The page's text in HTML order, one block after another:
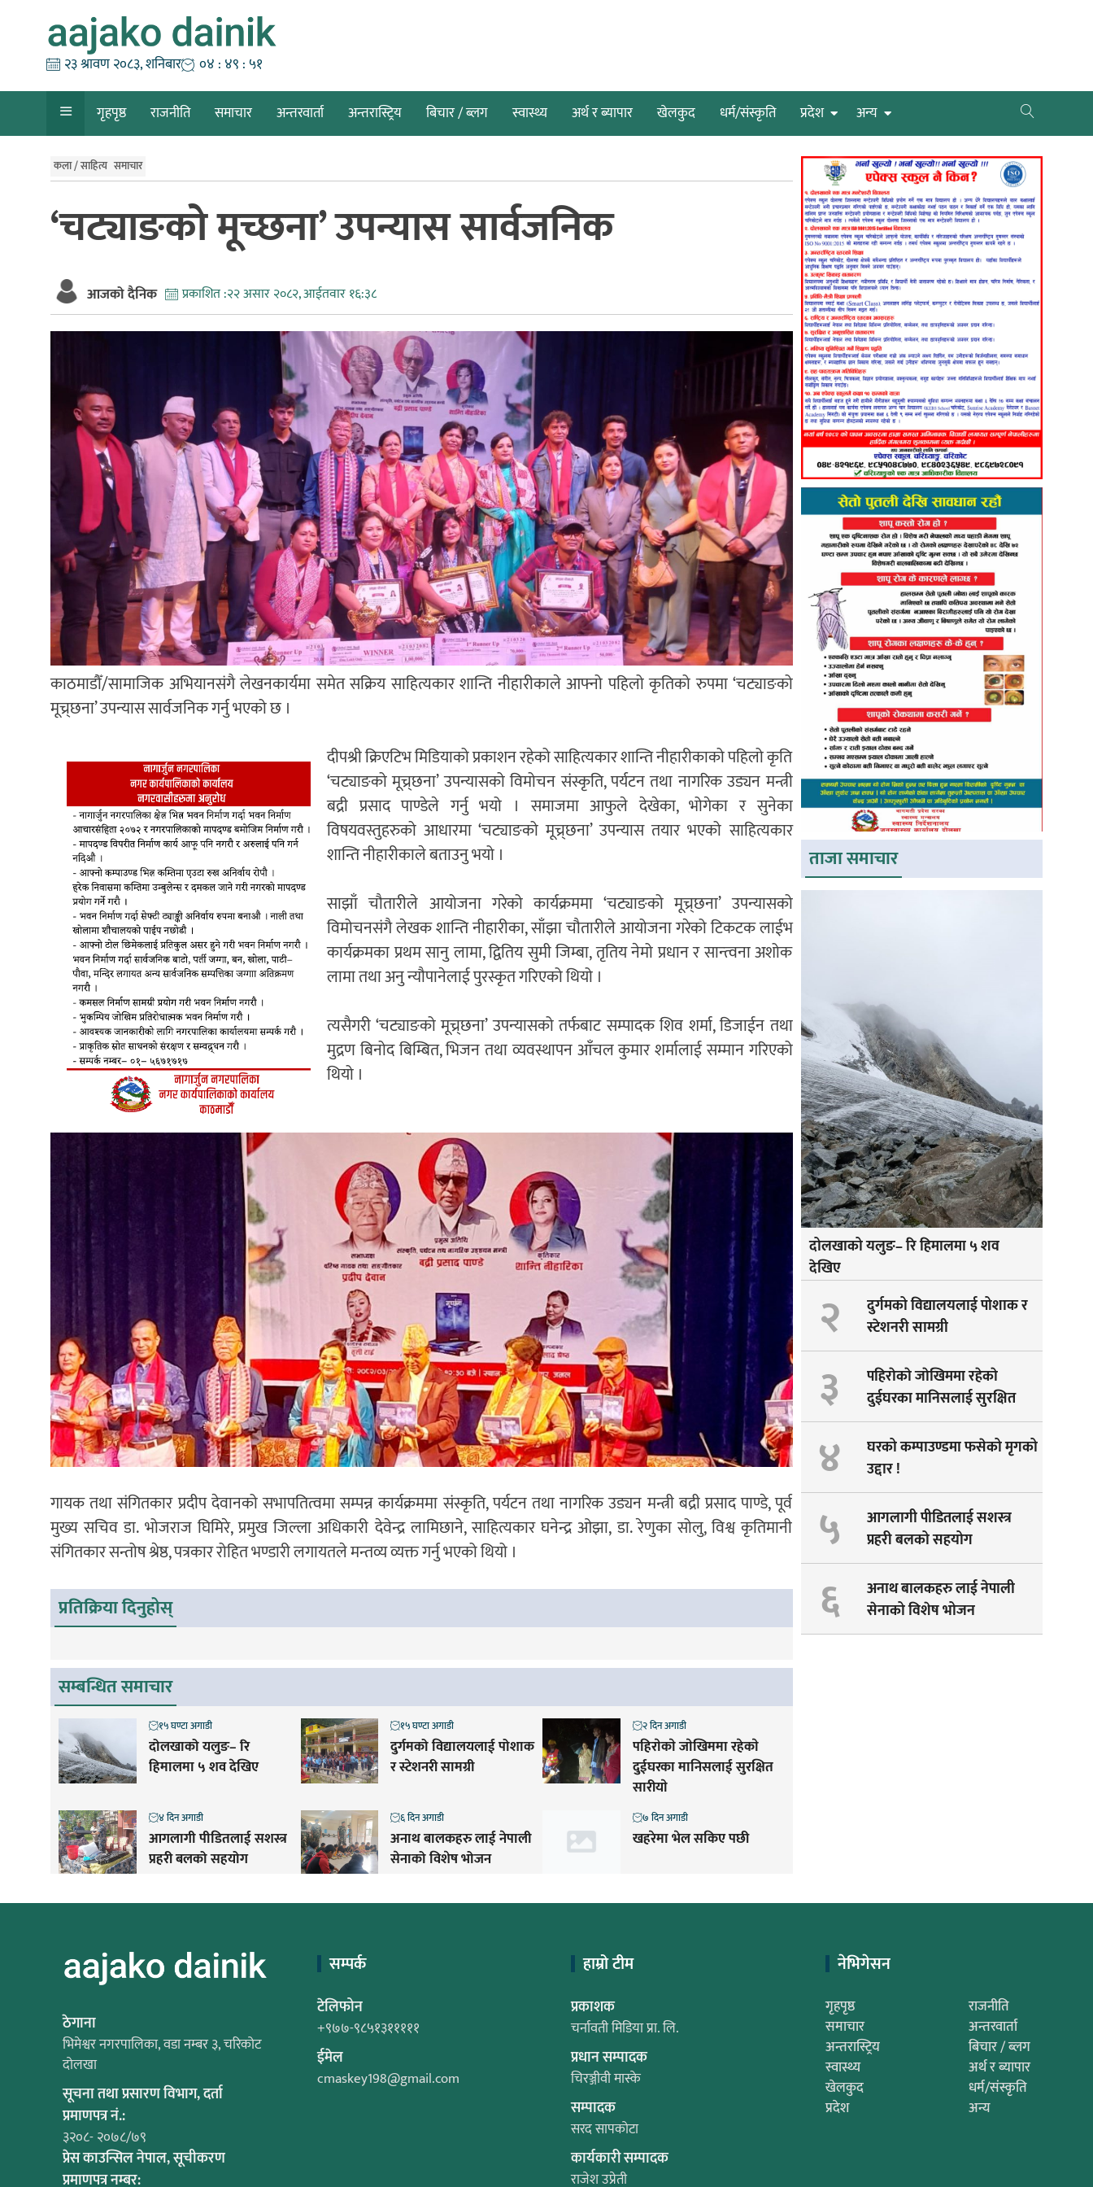
२३ श्रावण २०८३, शनिबार ०४ : ४९ : ५२
गृहपृष्ठ राजनीति समाचार अन्तरवार्ता अन्तरास्ट्रिय बिचार / ब्लग स्वास्थ्य अर्थ र ब्यापार खेलकुद धर्म/संस्कृति प्रदेश अन्य
कला / साहित्य समाचार
‘चट्याङको मूच्छना’ उपन्यास सार्वजनिक
आजको दैनिक प्रकाशित :२२ असार २०८२, आईतवार १६:३८
काठमाडौँ/सामाजिक अभियानसंगै लेखनकार्यमा समेत सक्रिय साहित्यकार शान्ति नीहारीकाले आफ्नो पहिलो कृतिको रुपमा ‘चट्याङको
मूच्र्छना’ उपन्यास सार्वजनिक गर्नु भएको छ ।
दीपश्री क्रिएटिभ मिडियाको प्रकाशन रहेको साहित्यकार शान्ति नीहारीकाको पहिलो कृति
‘चट्याङको मूच्र्छना’ उपन्यासको विमोचन संस्कृति, पर्यटन तथा नागरिक उड्यन मन्त्री
बद्री प्रसाद पाण्डेले गर्नु भयो । समाजमा आफुले देखेका, भोगेका र सुनेका
विषयवस्तुहरुको आधारमा ‘चट्याङको मूच्र्छना’ उपन्यास तयार भएको साहित्यकार
शान्ति नीहारीकाले बताउनु भयो ।
साझाँ चौतारीले आयोजना गरेको कार्यक्रममा ‘चट्याङको मूच्र्छना’ उपन्यासको
विमोचनसंगै लेखक शान्ति नीहारीका, साँझा चौतारीले आयोजना गरेको टिकटक लाईभ
कार्यक्रमका प्रथम सानु लामा, द्वितिय सुमी जिम्बा, तृतिय नेमो प्रधान र सान्त्वना अशोक
लामा तथा अनु न्यौपानेलाई पुरस्कृत गरिएको थियो ।
त्यसैगरी ‘चट्याङको मूच्र्छना’ उपन्यासको तर्फबाट सम्पादक शिव शर्मा, डिजाईन तथा
मुद्रण बिनोद बिम्बित, भिजन तथा व्यवस्थापन आँचल कुमार शर्मालाई सम्मान गरिएको
थियो ।
गायक तथा संगितकार प्रदीप देवानको सभापतित्वमा सम्पन्न कार्यक्रममा संस्कृति, पर्यटन तथा नागरिक उड्यन मन्त्री बद्री प्रसाद पाण्डे, पूर्व
मुख्य सचिव डा. भोजराज घिमिरे, प्रमुख जिल्ला अधिकारी देवेन्द्र लामिछाने, साहित्यकार घनेन्द्र ओझा, डा. रेणुका सोलु, विश्व कृतिमानी
संगितकार सन्तोष श्रेष्ठ, पत्रकार रोहित भण्डारी लगायतले मन्तव्य व्यक्त गर्नु भएको थियो ।
प्रतिक्रिया दिनुहोस्
सम्बन्धित समाचार
दोलखाको यलुङ– रि
हिमालमा ५ शव देखिए
१५ घण्टा अगाडी
दुर्गमको विद्यालयलाई पोशाक
र स्टेशनरी सामग्री
१५ घण्टा अगाडी
पहिराेकाे जाेखिममा रहेकाे
दुईघरका मानिसलाई सुरक्षित
सारीयाे
२ दिन अगाडी
आगलागी पीडितलाई सशस्त्र
प्रहरी बलको सहयोग
४ दिन अगाडी
अनाथ बालकहरु लाई नेपाली
सेनाको विशेष भोजन
६ दिन अगाडी
खहरेमा भेल सकिए पछी
७ दिन अगाडी
ताजा समाचार
दोलखाको यलुङ– रि हिमालमा ५ शव
देखिए
२
दुर्गमको विद्यालयलाई पोशाक र
स्टेशनरी सामग्री
३
पहिराेकाे जाेखिममा रहेकाे
दुईघरका मानिसलाई सुरक्षित
सारीयाे
४
घरको कम्पाउण्डमा फसेको मृगको
उद्दार !
५
आगलागी पीडितलाई सशस्त्र
प्रहरी बलको सहयोग
६
अनाथ बालकहरु लाई नेपाली
सेनाको विशेष भोजन
ठेगाना
भिमेश्वर नगरपालिका, वडा नम्बर ३, चरिकोट
दोलखा
सूचना तथा प्रसारण विभाग, दर्ता
प्रमाणपत्र नं.:
३२०८- २०७८/७९
प्रेस काउन्सिल नेपाल, सूचीकरण
प्रमाणपत्र नम्बर:
सम्पर्क
टेलिफोन
+९७७-९८५१३१११११
ईमेल
cmaskey198@gmail.com
हाम्रो टीम
प्रकाशक
चर्नावती मिडिया प्रा. लि.
प्रधान सम्पादक
चिरञ्जीवी मास्के
सम्पादक
सरद सापकोटा
कार्यकारी सम्पादक
राजेश उप्रेती
नेभिगेसन
गृहपृष्ठ
राजनीति
समाचार
अन्तरवार्ता
अन्तरास्ट्रिय
बिचार / ब्लग
स्वास्थ्य
अर्थ र ब्यापार
खेलकुद
धर्म/संस्कृति
प्रदेश
अन्य